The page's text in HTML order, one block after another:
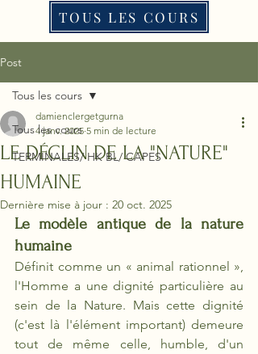
TOUS LES COURS
Post
Tous les cours
TERMINALES/ HK BL/ CAPES
Tous les cours
LE DÉCLIN DE LA "NATURE"
HUMAINE
damienclergetgurna
4 janv. 2025 5 min de lecture
Dernière mise à jour : 20 oct. 2025
Le modèle antique de la nature
humaine
Définit comme un « animal rationnel »,
l'Homme a une dignité particulière au
sein de la Nature. Mais cette dignité
(c'est là l'élément important) demeure
tout de même celle, humble, d'un